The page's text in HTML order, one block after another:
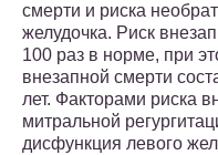
смерти и риска
желудочка. Риск
100 раз в норме, при
внезапной смерти
лет. Факторами риска
митральной
дисфункция левого